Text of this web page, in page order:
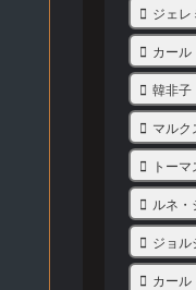
ジェレ
カール
韓非子
マルク
トー
ルネ
ジョル
カール